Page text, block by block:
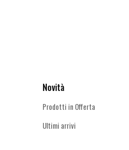
Novità
Prodotti in Offerta
Ultimi arrivi